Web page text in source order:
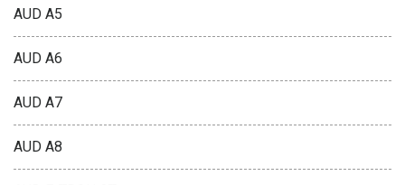
AUD A5
AUD A6
AUD A7
AUD A8